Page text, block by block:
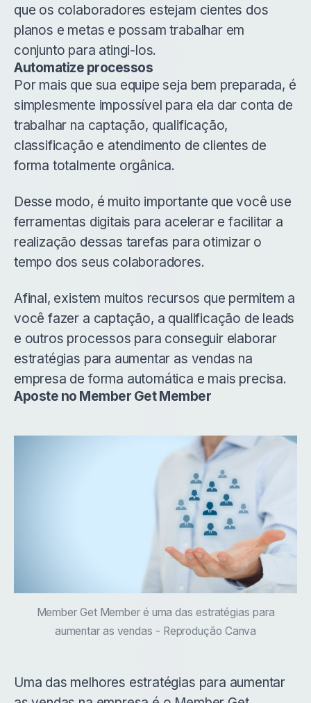
que os colaboradores estejam cientes dos
planos e metas e possam trabalhar em
conjunto para atingi-los.
Automatize processos
Por mais que sua equipe seja bem preparada, é
simplesmente impossível para ela dar conta de
trabalhar na captação, qualificação,
classificação e atendimento de clientes de
forma totalmente orgânica.
Desse modo, é muito importante que você use
ferramentas digitais para acelerar e facilitar a
realização dessas tarefas para otimizar o
tempo dos seus colaboradores.
Afinal, existem muitos recursos que permitem a
você fazer a captação, a qualificação de leads
e outros processos para conseguir elaborar
estratégias para aumentar as vendas na
empresa de forma automática e mais precisa.
Aposte no Member Get Member
Member Get Member é uma das estratégias para
aumentar as vendas - Reprodução Canva
Uma das melhores estratégias para aumentar